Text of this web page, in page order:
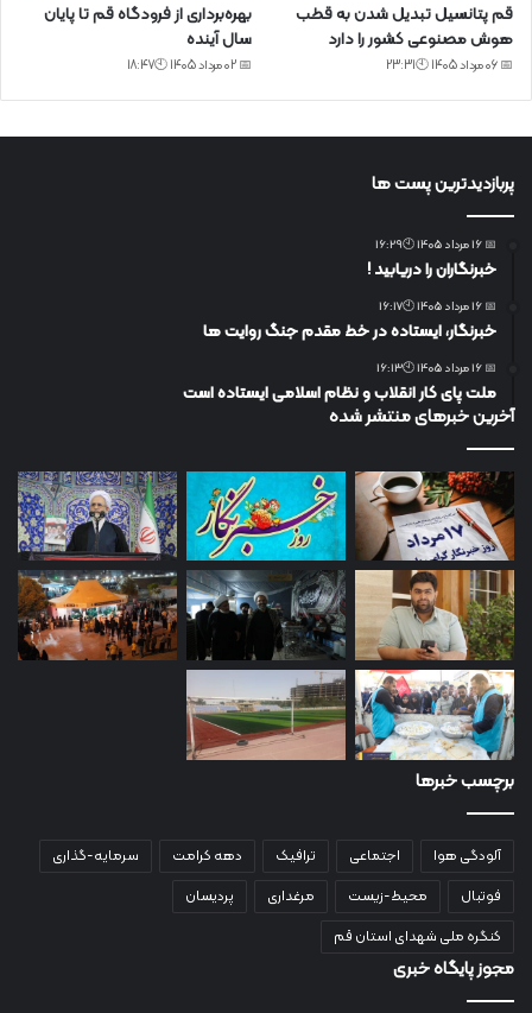
قم پتانسیل تبدیل شدن به قطب
هوش مصنوعی کشور را دارد
📅 06 مرداد 1405 🕙23:31
بهره‌برداری از فرودگاه قم تا پایان
سال آینده
📅 02 مرداد 1405 🕙18:47
پربازدیدترین پست ها
📅 16 مرداد 1405 🕙16:29
خبرنگاران را دریابید !
📅 16 مرداد 1405 🕙16:17
خبرنگار، ایستاده در خط مقدم جنگ روایت ها
📅 16 مرداد 1405 🕙16:13
ملت پای کار انقلاب و نظام اسلامی ایستاده است
آخرین خبرهای منتشر شده
برچسب خبرها
آلودگی هوا اجتماعی ترافیک دهه کرامت
سرمایه-گذاری
فوتبال
محیط-زیست مرغداری
پردیسان
کنگره ملی شهدای استان قم
مجوز پایگاه خبری